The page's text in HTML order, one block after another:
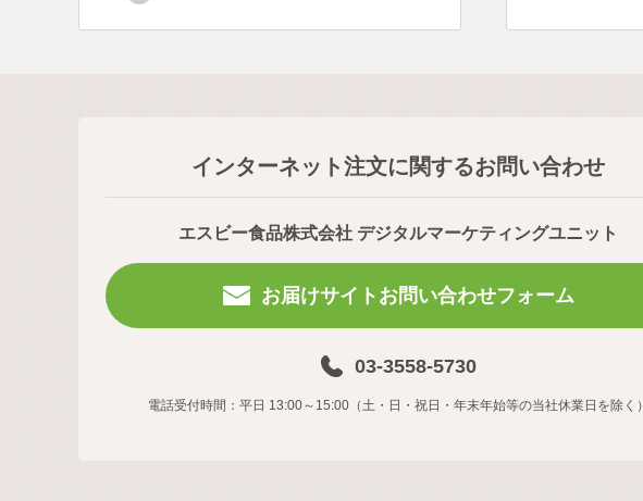
インターネット注文に関するお問い合わせ
エスビー食品株式会社 デジタルマーケティングユニット
お届けサイトお問い合わせフォーム
03-3558-5730
電話受付時間：平日 13:00～15:00（土・日・祝日・年末年始等の当社休業日を除く）